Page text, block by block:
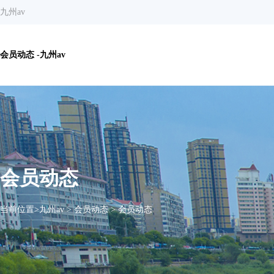
九州av
会员动态 -九州av
会员动态
当前位置>九州av>会员动态>会员动态